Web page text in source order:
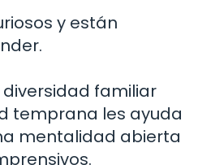
y están
familiar
temprana les ayuda
mentalidad abierta